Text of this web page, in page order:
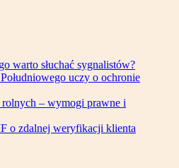
warto słuchać sygnalistów?
uczy o ochronie
– wymogi prawne i
o zdalnej weryfikacji klienta